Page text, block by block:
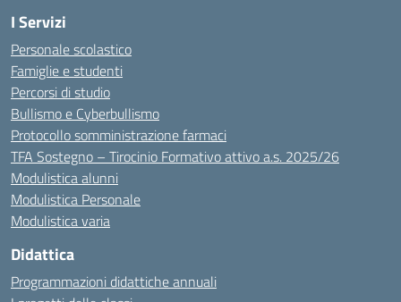
I Servizi
Personale scolastico
Famiglie e studenti
Percorsi di studio
Bullismo e Cyberbullismo
Protocollo somministrazione farmaci
TFA Sostegno – Tirocinio Formativo attivo a.s. 2025/26
Modulistica alunni
Modulistica Personale
Modulistica varia
Didattica
Programmazioni didattiche annuali